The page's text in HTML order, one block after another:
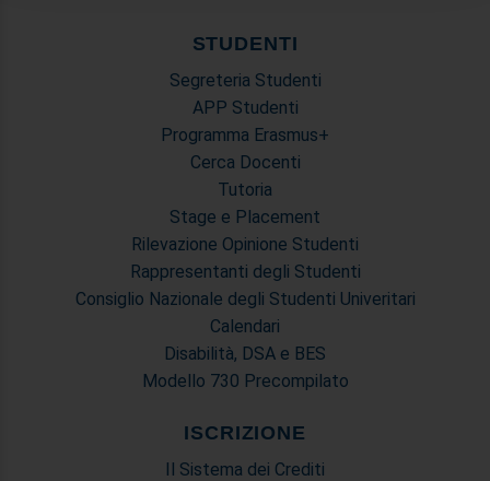
pubblicità e social media, i quali potrebbero combinarle
raccolto dal suo utilizzo dei loro servizi.
STUDENTI
Segreteria Studenti
APP Studenti
Programma Erasmus+
Cerca Docenti
Tutoria
Stage e Placement
Rilevazione Opinione Studenti
Rappresentanti degli Studenti
Consiglio Nazionale degli Studenti Univeritari
Calendari
Disabilità, DSA e BES
Modello 730 Precompilato
ISCRIZIONE
Il Sistema dei Crediti